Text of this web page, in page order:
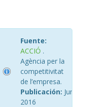
Fuente:
ACCIÓ .
Agència per la
competitivitat
de l’empresa.
Publicación: Junio
2016